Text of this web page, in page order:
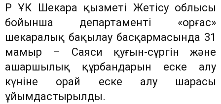
ҚР ҰҚК Шекара қызметі Жетісу облысы
бойынша департаменті «Қорғас»
шекаралық бақылау басқармасында 31
мамыр – Саяси қуғын-сүргін және
ашаршылық құрбандарын еске алу
күніне орай еске алу шарасы
ұйымдастырылды.